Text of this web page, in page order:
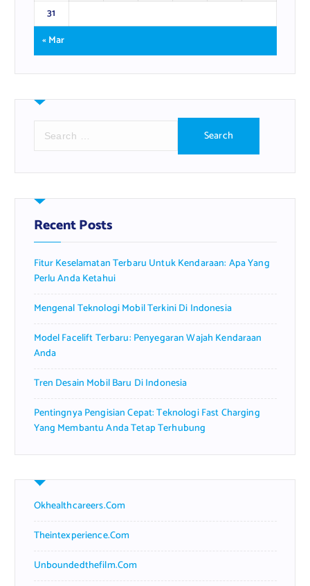
31
« Mar
r
h
f
o
:
Recent Posts
Fitur Keselamatan Terbaru Untuk Kendaraan: Apa Yang
Perlu Anda Ketahui
Mengenal Teknologi Mobil Terkini Di Indonesia
Model Facelift Terbaru: Penyegaran Wajah Kendaraan
Anda
Tren Desain Mobil Baru Di Indonesia
Pentingnya Pengisian Cepat: Teknologi Fast Charging
Yang Membantu Anda Tetap Terhubung
Okhealthcareers.com
Theintexperience.com
Unboundedthefilm.com